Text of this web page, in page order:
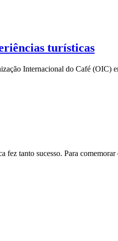
turísticas
Internacional do Café (OIC)
tanto sucesso. Para